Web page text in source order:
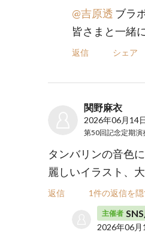
@吉原透 ブラ
皆さまと一緒
返信 シェア
関野麻衣
2026年06月14
タンバリンの音色
麗しいイラスト、
返信 1件の返信を
主催者
2026年06月